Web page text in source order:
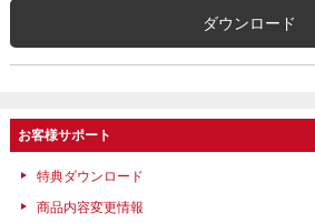
ダウンロード
お客様サポート
特典ダウンロード
商品内容変更情報